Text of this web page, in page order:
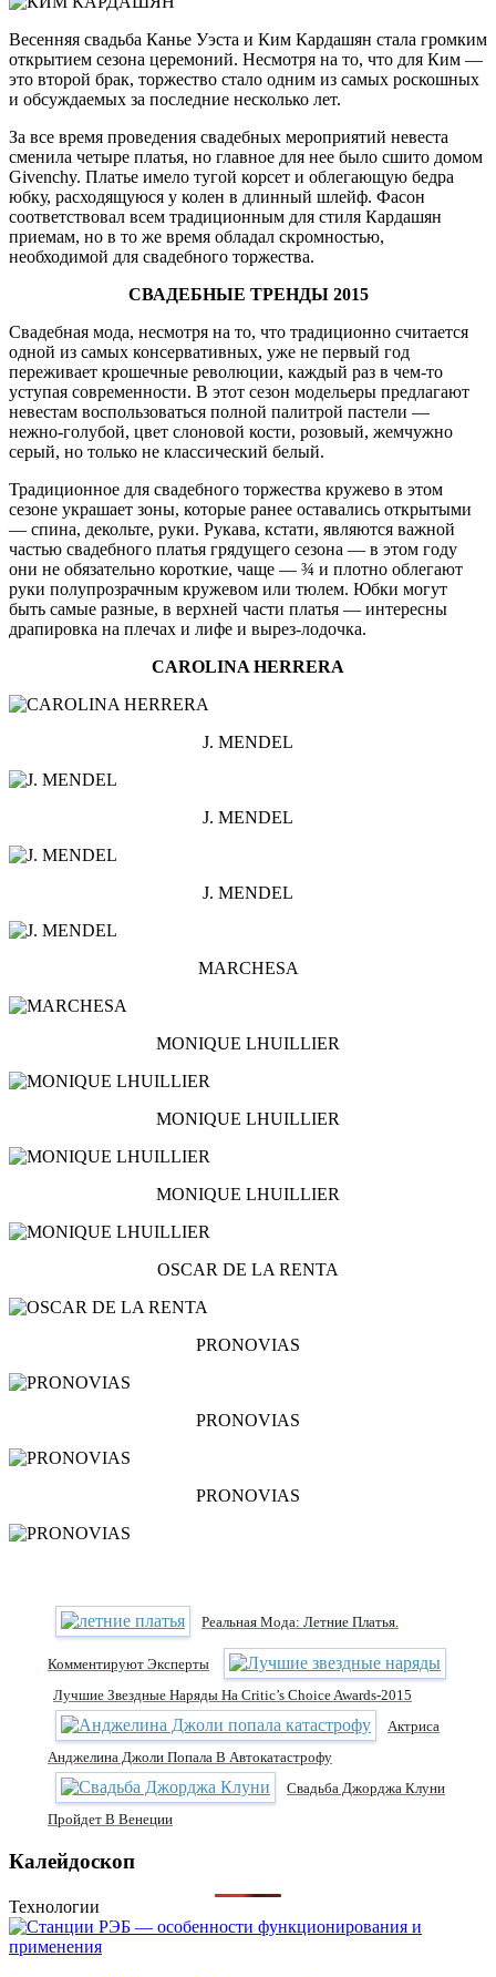
Весенняя свадьба Канье Уэста и Ким Кардашян стала громким
открытием сезона церемоний. Несмотря на то, что для Ким —
это второй брак, торжество стало одним из самых роскошных
и обсуждаемых за последние несколько лет.
За все время проведения свадебных мероприятий невеста
сменила четыре платья, но главное для нее было сшито домом
Givenchy. Платье имело тугой корсет и облегающую бедра
юбку, расходящуюся у колен в длинный шлейф. Фасон
соответствовал всем традиционным для стиля Кардашян
приемам, но в то же время обладал скромностью,
необходимой для свадебного торжества.
СВАДЕБНЫЕ ТРЕНДЫ 2015
Свадебная мода, несмотря на то, что традиционно считается
одной из самых консервативных, уже не первый год
переживает крошечные революции, каждый раз в чем-то
уступая современности. В этот сезон модельеры предлагают
невестам воспользоваться полной палитрой пастели —
нежно-голубой, цвет слоновой кости, розовый, жемчужно
серый, но только не классический белый.
Традиционное для свадебного торжества кружево в этом
сезоне украшает зоны, которые ранее оставались открытыми
— спина, декольте, руки. Рукава, кстати, являются важной
частью свадебного платья грядущего сезона — в этом году
они не обязательно короткие, чаще — ¾ и плотно облегают
руки полупрозрачным кружевом или тюлем. Юбки могут
быть самые разные, в верхней части платья — интересны
драпировка на плечах и лифе и вырез-лодочка.
CAROLINA HERRERA
J. MENDEL
J. MENDEL
J. MENDEL
MARCHESA
MONIQUE LHUILLIER
MONIQUE LHUILLIER
MONIQUE LHUILLIER
OSCAR DE LA RENTA
PRONOVIAS
PRONOVIAS
PRONOVIAS
Реальная Мода: Летние Платья.
Комментируют Эксперты
Лучшие Звездные Наряды На Critic’s Choice Awards-2015
Актриса
Анджелина Джоли Попала В Автокатастрофу
Свадьба Джорджа Клуни
Пройдет В Венеции
Калейдоскоп
Технологии